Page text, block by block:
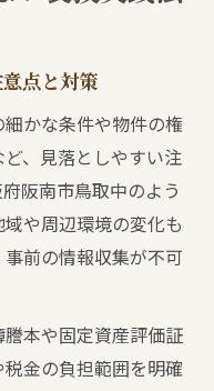
動産売買リスク対
るケースの見極め
不動産売買の進め
最大化するコツ
回避術
点と対策
かな条件や物件の権
、見落としやすい注
阪南市鳥取中のよう
や周辺環境の変化も
前の情報収集が不可
本や固定資産評価証
金の負担範囲を明確